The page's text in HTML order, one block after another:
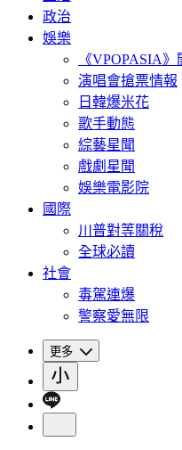
政治
娛樂
《VPOPASIA》
演唱會搶票情報
日韓爆米花
歌手動態
綜藝星聞
戲劇星聞
娛樂電影院
國際
川普對等關稅
全球必讀
社會
毒駕連爆
警察愛無限
更多